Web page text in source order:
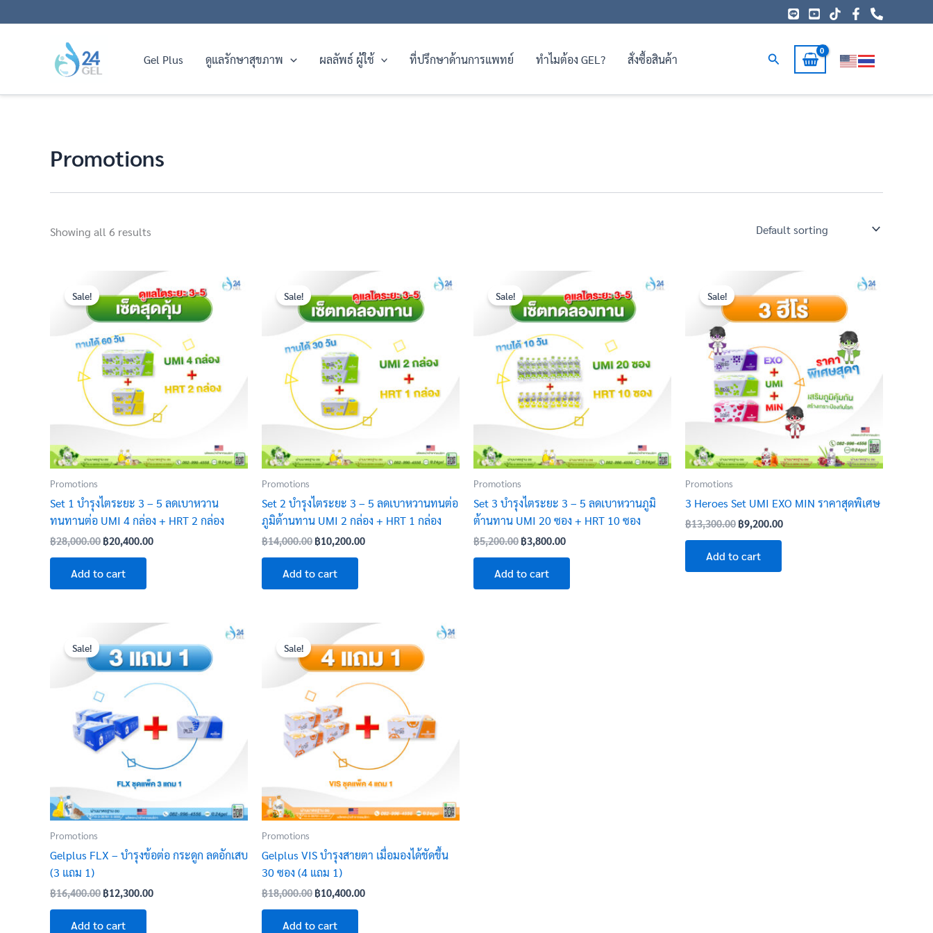
to
Gel Plus
ดูแลรักษาสุขภาพ ผลลัพธ์ ผู้ใช้ ที่ปรึกษาด้านการแพทย์ ทำไมต้อง GEL? สั่งซื้อสินค้า Search
Promotions
Showing all 6 results
Sale!
Promotions
Set 1 บำรุงไตระยะ 3 – 5 ลดเบาหวาน
ทนทานต่อ UMI 4 กล่อง + HRT 2 กล่อง
฿28,000.00
price
was:
฿28,000.00.
฿20,400.00
Current
price
is:
฿20,400.00.
Add to cart
Sale!
Promotions
Set 2 บำรุงไตระยะ 3 – 5 ลดเบาหวานทนต่อ
ภูมิต้านทาน UMI 2 กล่อง + HRT 1 กล่อง
฿14,000.00
price
was:
฿14,000.00.
฿10,200.00
Current
price
is:
฿10,200.00.
Add to cart
Sale!
Promotions
Set 3 บำรุงไตระยะ 3 – 5 ลดเบาหวานภูมิ
ต้านทาน UMI 20 ซอง + HRT 10 ซอง
฿5,200.00
was:
฿5,200.00.
฿3,800.00
Current
price
is:
฿3,800.00.
Add to cart
Sale!
Promotions
3 Heroes Set UMI EXO MIN ราคาสุดพิเศษ
฿13,300.00
price
was:
฿13,300.00.
฿9,200.00
Current
is:
฿9,200.00.
Add to cart
Sale!
Promotions
Gelplus FLX – บำรุงข้อต่อ กระดูก ลดอักเสบ
(3 แถม 1)
฿16,400.00
price
was:
฿16,400.00.
฿12,300.00
Current
is:
฿12,300.00.
Add to cart
Sale!
Promotions
Gelplus VIS บำรุงสายตา เมื่อมองได้ชัดขึ้น
30 ซอง (4 แถม 1)
฿18,000.00
price
was:
฿18,000.00.
฿10,400.00
Current
is:
฿10,400.00.
Add to cart